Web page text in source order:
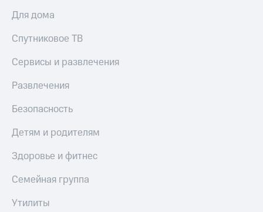
Для дома
Спутниковое ТВ
Сервисы и развлечения
Развлечения
Безопасность
Детям и родителям
Здоровье и фитнес
Семейная группа
Утилиты